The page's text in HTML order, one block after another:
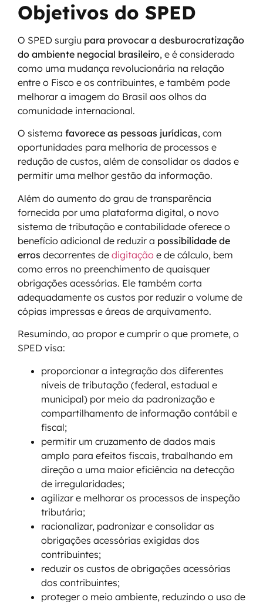
Objetivos do SPED
O SPED surgiu para provocar a desburocratização
do ambiente negocial brasileiro, e é considerado
como uma mudança revolucionária na relação
entre o Fisco e os contribuintes, e também pode
melhorar a imagem do Brasil aos olhos da
comunidade internacional.
O sistema favorece as pessoas jurídicas, com
oportunidades para melhoria de processos e
redução de custos, além de consolidar os dados e
permitir uma melhor gestão da informação.
Além do aumento do grau de transparência
fornecida por uma plataforma digital, o novo
sistema de tributação e contabilidade oferece o
benefício adicional de reduzir a possibilidade de
erros decorrentes de digitação e de cálculo, bem
como erros no preenchimento de quaisquer
obrigações acessórias. Ele também corta
adequadamente os custos por reduzir o volume de
cópias impressas e áreas de arquivamento.
Resumindo, ao propor e cumprir o que promete, o
SPED visa:
proporcionar a integração dos diferentes
níveis de tributação (federal, estadual e
municipal) por meio da padronização e
compartilhamento de informação contábil e
fiscal;
permitir um cruzamento de dados mais
amplo para efeitos fiscais, trabalhando em
direção a uma maior eficiência na detecção
de irregularidades;
agilizar e melhorar os processos de inspeção
tributária;
racionalizar, padronizar e consolidar as
obrigações acessórias exigidas dos
contribuintes;
reduzir os custos de obrigações acessórias
dos contribuintes;
proteger o meio ambiente, reduzindo o uso de